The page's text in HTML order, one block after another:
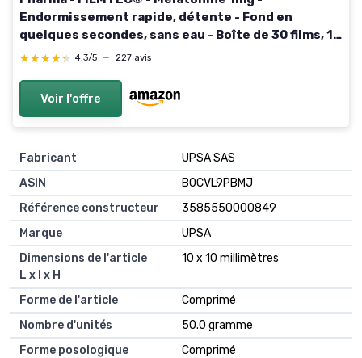
Endormissement rapide, détente - Fond en
quelques secondes, sans eau - Boîte de 30 films, 1
mois - Complément alimentaire B0B6CPSZJ9
★★★★★
★★★★★ 4,3/5 — 227 avis
Voir l'offre
Fabricant
UPSA SAS
ASIN
B0CVL9PBMJ
Référence constructeur
3585550000849
Marque
UPSA
Dimensions de l'article
L x l x H
10 x 10 millimètres
Forme de l'article
Comprimé
Nombre d'unités
50.0 gramme
Forme posologique
Comprimé